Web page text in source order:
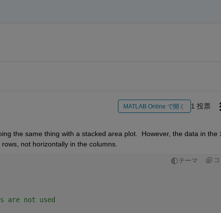
MATLAB Online で開く 1 投票
the same thing with a stacked area plot.  However, the data in the
not horizontally in the columns.
テーマ
are not used